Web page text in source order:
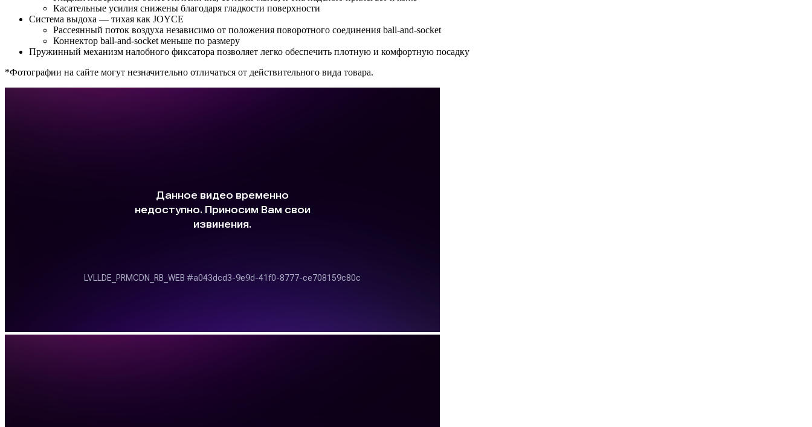
Касательные усилия снижены благодаря гладкости поверхности
Система выдоха — тихая как JOYCE
Рассеянный поток воздуха независимо от положения поворотного соединения ball-and-socket
Коннектор ball-and-socket меньше по размеру
Пружинный механизм налобного фиксатора позволяет легко обеспечить плотную и комфортную посадку
*Фотографии на сайте могут незначительно отличаться от действительного вида товара.